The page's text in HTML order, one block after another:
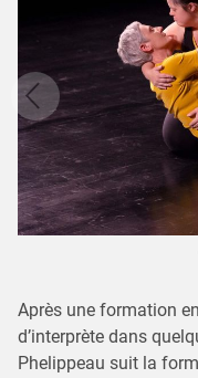
Après une formation
d’interprète dans
Phelippeau suit la